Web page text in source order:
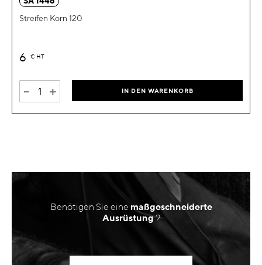
Streifen Korn 120
6 € HT
- + IN DEN WARENKORB
Benötigen Sie einemaßgeschneiderte
Ausrüstung?